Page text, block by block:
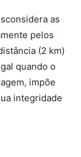
as
pelos
(2 km)
quando o
impõe
integridade